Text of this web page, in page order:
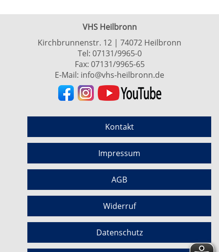
VHS Heilbronn
Kirchbrunnenstr. 12 | 74072 Heilbronn
Tel: 07131/9965-0
Fax: 07131/9965-65
E-Mail: info@vhs-heilbronn.de
Kontakt
Impressum
AGB
Widerruf
Datenschutz